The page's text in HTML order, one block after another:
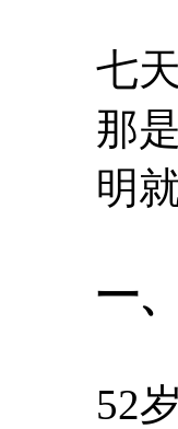
七
那
明
一
52